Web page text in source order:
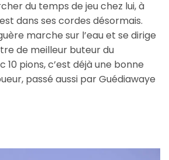
du temps de jeu chez lui, à
dans ses cordes désormais.
marche sur l’eau et se dirige
de meilleur buteur du
pions, c’est déjà une bonne
passé aussi par Guédiawaye